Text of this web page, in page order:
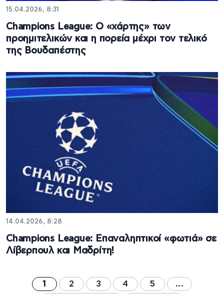
15.04.2026, 8:31
Champions League: O «χάρτης» των
προημιτελικών και η πορεία μέχρι τον τελικό
της Βουδαπέστης
14.04.2026, 8:28
Champions League: Επαναληπτικοί «φωτιά» σε
Λίβερπουλ και Μαδρίτη!
1 2 3 4 5
...